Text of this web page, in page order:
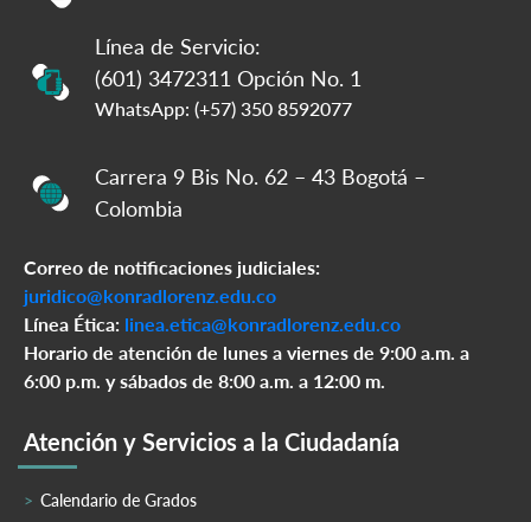
Línea de Servicio:
(601) 3472311 Opción No. 1
WhatsApp: (+57) 350 8592077
Carrera 9 Bis No. 62 – 43 Bogotá –
Colombia
Correo de notificaciones judiciales:
juridico@konradlorenz.edu.co
Línea Ética: linea.etica@konradlorenz.edu.co
Horario de atención de lunes a viernes de 9:00 a.m. a
6:00 p.m. y sábados de 8:00 a.m. a 12:00 m.
Atención y Servicios a la Ciudadanía
Calendario de Grados